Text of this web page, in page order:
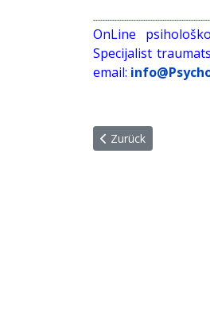
OnLine
Specijalist
email:
Vorheriger Beitrag:
Zurück